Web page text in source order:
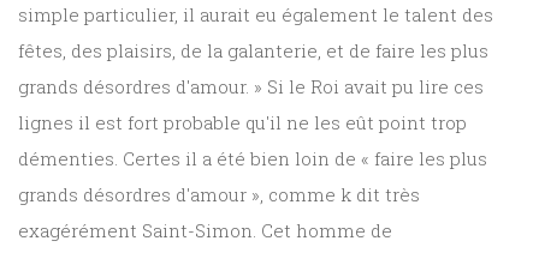
simple particulier, il aurait eu également le talent des
fêtes, des plaisirs, de la galanterie, et de faire les plus
grands désordres d'amour. » Si le Roi avait pu lire ces
lignes il est fort probable qu'il ne les eût point trop
démenties. Certes il a été bien loin de « faire les plus
grands désordres d'amour », comme k dit très
exagérément Saint-Simon. Cet homme de